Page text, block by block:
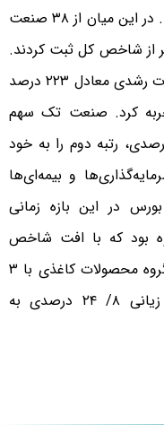
است و دیگر گروه‌ها همگی صعود کردند. در این میان از ۳۸ صنعت
بهتر از شاخص کل ثبت کردند.
در این راستا گروه خودرو و ساخت قطعات رشدی معادل ۲۲۳ درصد
کرد. صنعت تک سهم
چوبی نیز با ثبت رشد ۱۹۷ درصدی، رتبه دوم را به خود
و بیمه‌ای‌ها
در این بازه زمانی
بود که با افت شاخص
صنعت خود مواجه شد. بر این اساس گروه محصولات کاغذی با ۳
سهم «چکاپا»، «چکارن» و «چکاوه» زیانی ۸/ ۲۴ درصدی به